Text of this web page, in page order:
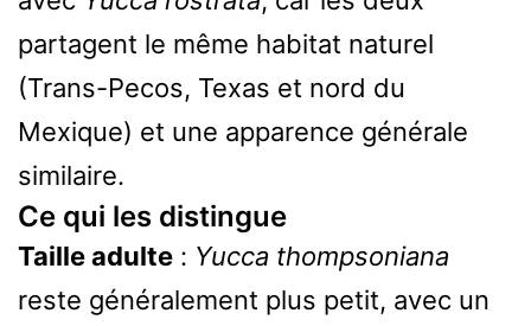
partagent le même habitat naturel
(Trans-Pecos, Texas et nord du
Mexique) et une apparence générale
similaire.
Ce qui les distingue
Taille adulte : Yucca thompsoniana
reste généralement plus petit, avec un